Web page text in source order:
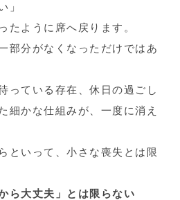
」
たように席へ戻ります。
部分がなくなっただけではあ
っている存在、休日の過ごし
細かな仕組みが、一度に消え
といって、小さな喪失とは限
ら大丈夫」とは限らない